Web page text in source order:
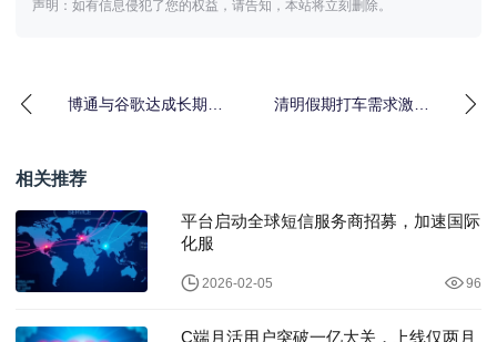
声明：如有信息侵犯了您的权益，请告知，本站将立刻删除。
博通与谷歌达成长期协
清明假期打车需求激增
相关推荐
平台启动全球短信服务商招募，加速国际
化服
2026-02-05 96
C端月活用户突破一亿大关，上线仅两月